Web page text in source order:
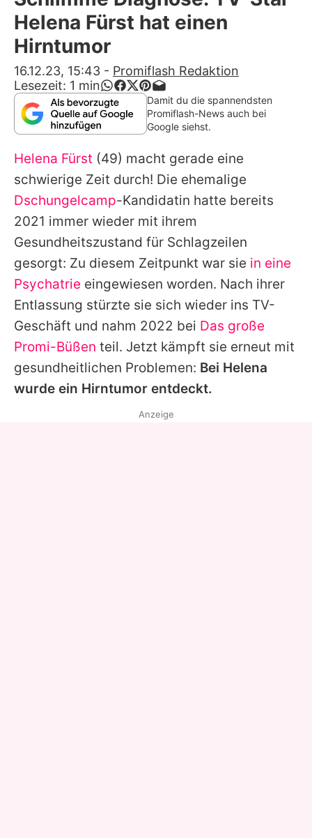
Alle Themen auf Promiflash
App runterladen
Team
Redaktionelle Richtlinien
Impressum
Datenschutzerklärung
Nutzungsbedingungen
Utiq verwalten
Helena Fürst hat einen
Hirntumor
16.12.23, 15:43 - Promiflash Redaktion
Lesezeit: 1 min
Damit du die spannendsten
Promiflash-News auch bei
Google siehst.
Helena Fürst (49) macht gerade eine
schwierige Zeit durch! Die ehemalige
Dschungelcamp-Kandidatin hatte bereits
2021 immer wieder mit ihrem
Gesundheitszustand für Schlagzeilen
gesorgt: Zu diesem Zeitpunkt war sie in eine
Psychatrie eingewiesen worden. Nach ihrer
Entlassung stürzte sie sich wieder ins TV-
Geschäft und nahm 2022 bei Das große
Promi-Büßen teil. Jetzt kämpft sie erneut mit
gesundheitlichen Problemen: Bei Helena
wurde ein Hirntumor entdeckt.
Anzeige